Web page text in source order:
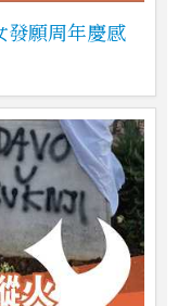
發願周年慶感